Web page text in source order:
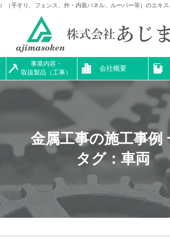
（手すり、フェンス、外・内装パネル、ルーバー等）のエキ
事業内容・
取扱製品（工事）
会社概要
金属工事の施工事例
タグ：車両